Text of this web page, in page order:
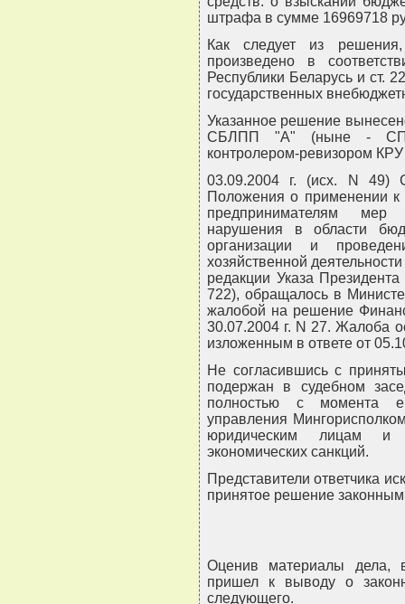
штрафа в сумме 16969718
Как следует из решения,
произведено в
Республики Беларусь и ст.
государственных
Указанное решение
СБЛПП "А" (ныне - СП
контролером-ревизором
03.09.2004 г. (исх. N
Положения о применении
предпринимателям мер
нарушения в области
организации и
хозяйственной
редакции Указа
722), обращалось в
жалобой на решение
30.07.2004 г. N 27. Жалоба
изложенным в ответе от
Не согласившись с
подержан в судебном
полностью с момента
управления
юридическим лицам и
экономических санкций.
Представители ответчика
принятое решение
Оценив материалы дела,
пришел к выводу о
следующего.